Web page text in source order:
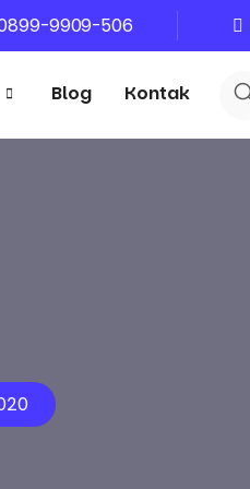
9909-506
Blog Kontak